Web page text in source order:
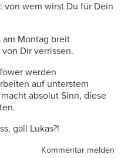
von wem wirst Du für Dein
Montag breit
Dir verrissen.
werden
auf unterstem
absolut Sinn, diese
gäll Lukas?!
Kommentar melden